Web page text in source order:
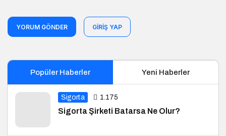
YORUM GÖNDER GIRIŞ YAP
Popüler Haberler Yeni Haberler
Sigorta 1.175
Sigorta Şirketi Batarsa Ne Olur?